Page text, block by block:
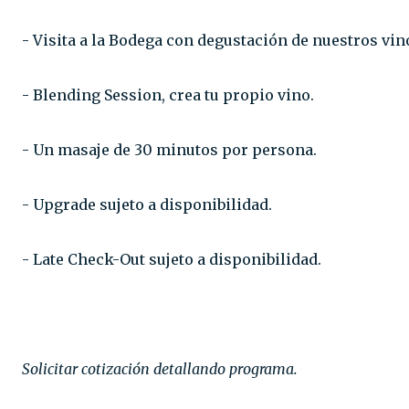
- Visita a la Bodega con degustación de nuestros
- Blending Session, crea tu propio vino.⁣⁣
- Un masaje de 30 minutos por persona.⁣⁣
- Upgrade sujeto a disponibilidad.⁣⁣
- Late Check-Out sujeto a disponibilidad.
Solicitar cotización detallando programa.